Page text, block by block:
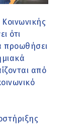
ότι
προωθήσει
από